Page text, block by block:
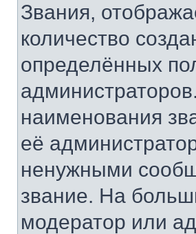
Звания,
количество
определённых
наименования
её
ненужными
звание. На
модератор или